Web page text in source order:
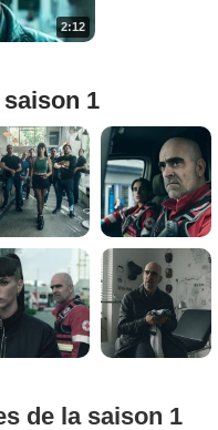
2:12
1
de la saison 1